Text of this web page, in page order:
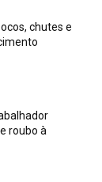
chutes e
roubo à